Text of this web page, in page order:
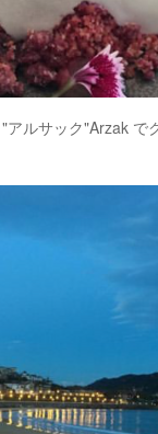
ルサック"Arzak で